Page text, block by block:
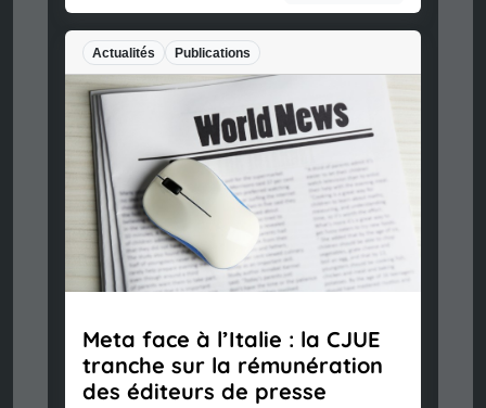
Actualités Publications
Meta face à l’Italie : la CJUE
tranche sur la rémunération
des éditeurs de presse